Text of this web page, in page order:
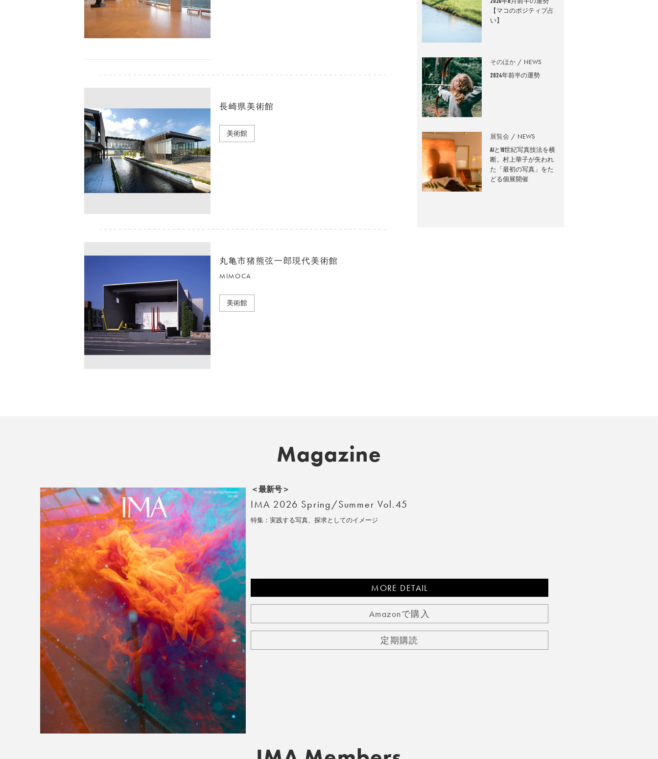
長崎県美術館
美術館
丸亀市猪熊弦一郎現代美術館
MIMOCA
美術館
【マコのポジティブ占
い】
そのほか NEWS
2024年前半の運勢
展覧会 NEWS
AIと19世紀写真技法を横
断。村上華子が失われ
た「最初の写真」をた
どる個展開催
Magazine
>>全国の取り扱い店舗
＜最新号＞
IMA 2026 Spring/Summer Vol.45
特集：実践する写真、探求としてのイメージ
MORE DETAIL
Amazonで購入
定期購読